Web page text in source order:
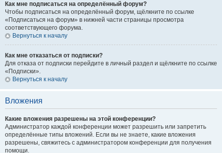
Как мне подписаться на определённый форум?
Чтобы подписаться на определённый форум, щёлкните по ссылке
«Подписаться на форум» в нижней части страницы просмотра
соответствующего форума.
Вернуться к началу
Как мне отказаться от подписки?
Для отказа от подписки перейдите в личный раздел и щёлкните по ссылке
«Подписки».
Вернуться к началу
Вложения
Какие вложения разрешены на этой конференции?
Администратор каждой конференции может разрешить или запретить
определённые типы вложений. Если вы не знаете, какие вложения
разрешены, свяжитесь с администратором конференции для получения
помощи.